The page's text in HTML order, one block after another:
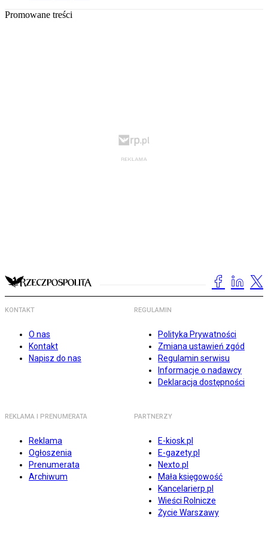
Promowane treści
KONTAKT
O nas
Kontakt
Napisz do nas
REGULAMIN
Polityka Prywatności
Zmiana ustawień zgód
Regulamin serwisu
Informacje o nadawcy
Deklaracja dostępności
REKLAMA I PRENUMERATA
Reklama
Ogłoszenia
Prenumerata
Archiwum
PARTNERZY
E-kiosk.pl
E-gazety.pl
Nexto.pl
Mała księgowość
Kancelarierp.pl
Wieści Rolnicze
Życie Warszawy